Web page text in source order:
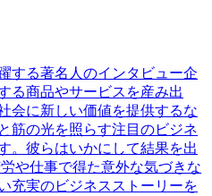
する著名人のインタビュー企
る商品やサービスを産み出
会に新しい価値を提供するな
筋の光を照らす注目のビジネ
。彼らはいかにして結果を出
や仕事で得た意外な気づきな
充実のビジネスストーリーを